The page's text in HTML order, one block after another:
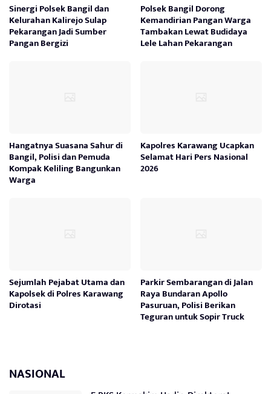
Sinergi Polsek Bangil dan
Kelurahan Kalirejo Sulap
Pekarangan Jadi Sumber
Pangan Bergizi
Polsek Bangil Dorong
Kemandirian Pangan Warga
Tambakan Lewat Budidaya
Lele Lahan Pekarangan
Hangatnya Suasana Sahur di
Bangil, Polisi dan Pemuda
Kompak Keliling Bangunkan
Warga
Kapolres Karawang Ucapkan
Selamat Hari Pers Nasional
2026
Sejumlah Pejabat Utama dan
Kapolsek di Polres Karawang
Dirotasi
Parkir Sembarangan di Jalan
Raya Bundaran Apollo
Pasuruan, Polisi Berikan
Teguran untuk Sopir Truck
NASIONAL